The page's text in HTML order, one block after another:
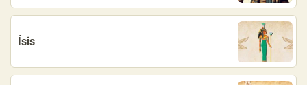
Ísis